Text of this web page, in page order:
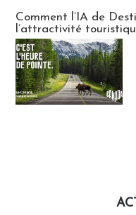
Comment l’IA de
l’attractivité